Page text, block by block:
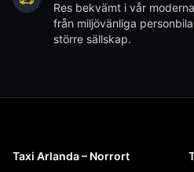
Res bekvämt i vår
från miljövänliga
större sällskap.
Taxi Arlanda – Norrort